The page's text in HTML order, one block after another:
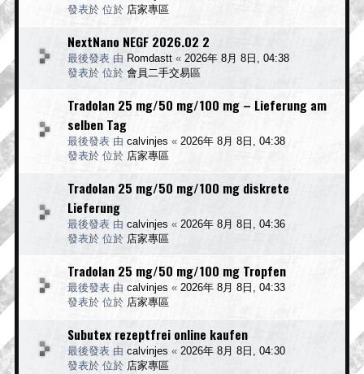
發表於 位於 店家專區
NextNano NEGF 2026.02 2
最後發表 由 Romdastt « 2026年 8月 8日, 04:38
發表於 位於 會員二手交易區
Tradolan 25 mg/50 mg/100 mg – Lieferung am
selben Tag
最後發表 由 calvinjes « 2026年 8月 8日, 04:38
發表於 位於 店家專區
Tradolan 25 mg/50 mg/100 mg diskrete
Lieferung
最後發表 由 calvinjes « 2026年 8月 8日, 04:36
發表於 位於 店家專區
Tradolan 25 mg/50 mg/100 mg Tropfen
最後發表 由 calvinjes « 2026年 8月 8日, 04:33
發表於 位於 店家專區
Subutex rezeptfrei online kaufen
最後發表 由 calvinjes « 2026年 8月 8日, 04:30
發表於 位於 店家專區